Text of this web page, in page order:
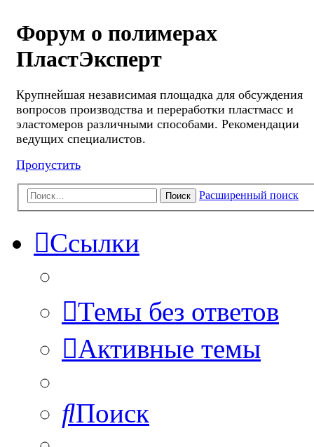
Форум о полимерах
ПластЭксперт
Крупнейшая независимая площадка для обсуждения
вопросов производства и переработки пластмасс и
эластомеров различными способами. Рекомендации
ведущих специалистов.
Пропустить
Поиск Расширенный поиск
Ссылки
Темы без ответов
Активные темы
Поиск